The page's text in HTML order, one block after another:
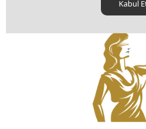
Kabul